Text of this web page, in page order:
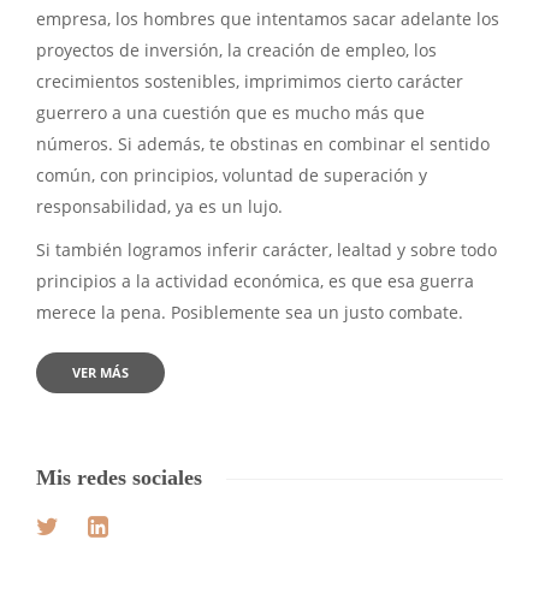
empresa, los hombres que intentamos sacar adelante los
proyectos de inversión, la creación de empleo, los
crecimientos sostenibles, imprimimos cierto carácter
guerrero a una cuestión que es mucho más que
números. Si además, te obstinas en combinar el sentido
común, con principios, voluntad de superación y
responsabilidad, ya es un lujo.
Si también logramos inferir carácter, lealtad y sobre todo
principios a la actividad económica, es que esa guerra
merece la pena. Posiblemente sea un justo combate.
VER MÁS
Mis redes sociales